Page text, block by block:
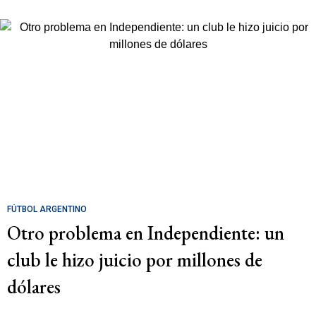
FÚTBOL ARGENTINO
Otro problema en Independiente: un
club le hizo juicio por millones de
dólares